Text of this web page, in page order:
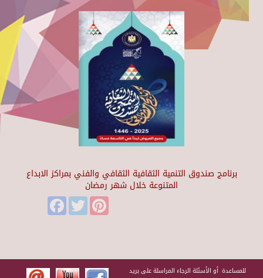
برنامج صندوق التنمية الثقافية الثقافي والفني بمراكز الابداع
المتنوعة خلال شهر رمضان
FacebookTwitter
للمساعدة أو الأسئلة الرجاء المراسلة على بريد